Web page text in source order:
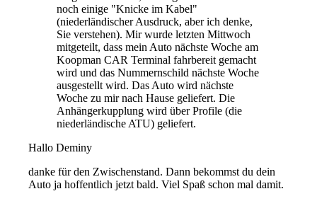
noch einige "Knicke im Kabel"
(niederländischer Ausdruck, aber ich denke,
Sie verstehen). Mir wurde letzten Mittwoch
mitgeteilt, dass mein Auto nächste Woche am
Koopman CAR Terminal fahrbereit gemacht
wird und das Nummernschild nächste Woche
ausgestellt wird. Das Auto wird nächste
Woche zu mir nach Hause geliefert. Die
Anhängerkupplung wird über Profile (die
niederländische ATU) geliefert.
Hallo Deminy
danke für den Zwischenstand. Dann bekommst du dein
Auto ja hoffentlich jetzt bald. Viel Spaß schon mal damit.